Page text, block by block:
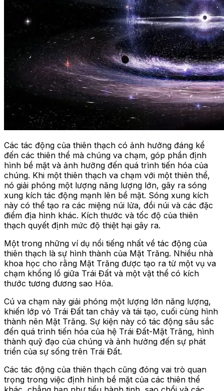
Các tác động của thiên thạch có ảnh hưởng đáng kể
đến các thiên thể mà chúng va chạm, góp phần định
hình bề mặt và ảnh hưởng đến quá trình tiến hóa của
chúng. Khi một thiên thạch va chạm với một thiên thể,
nó giải phóng một lượng năng lượng lớn, gây ra sóng
xung kích tác động mạnh lên bề mặt. Sóng xung kích
này có thể tạo ra các miệng núi lửa, đồi núi và các đặc
điểm địa hình khác. Kích thước và tốc độ của thiên
thạch quyết định mức độ thiệt hại gây ra.
Một trong những ví dụ nổi tiếng nhất về tác động của
thiên thạch là sự hình thành của Mặt Trăng. Nhiều nhà
khoa học cho rằng Mặt Trăng được tạo ra từ một vụ va
chạm khổng lồ giữa Trái Đất và một vật thể có kích
thước tương đương sao Hỏa.
Cú va chạm này giải phóng một lượng lớn năng lượng,
khiến lớp vỏ Trái Đất tan chảy và tái tạo, cuối cùng hình
thành nên Mặt Trăng. Sự kiện này có tác động sâu sắc
đến quá trình tiến hóa của hệ Trái Đất-Mặt Trăng, hình
thành quỹ đạo của chúng và ảnh hưởng đến sự phát
triển của sự sống trên Trái Đất.
Các tác động của thiên thạch cũng đóng vai trò quan
trọng trong việc định hình bề mặt của các thiên thể